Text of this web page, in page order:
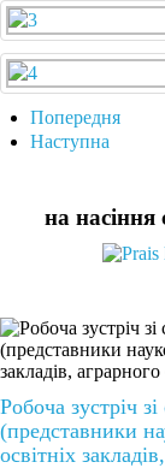
Попередня
Наступна
на насіння
Робоча зустріч
(представники
освітніх